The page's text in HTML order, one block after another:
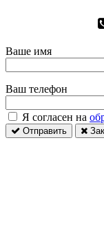
Ваше имя
Ваш телефон
Я согласен на
Отправить